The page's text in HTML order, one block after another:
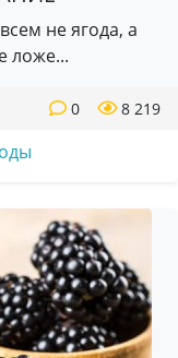
не ягода, а
ложе...
8 219
0